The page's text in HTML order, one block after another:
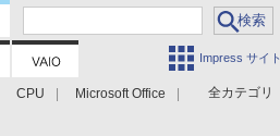
Impress サイト
全カテゴリ
CPU Microsoft Office